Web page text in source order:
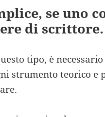
se uno
di scrittore.
tipo, è
strumento teorico e